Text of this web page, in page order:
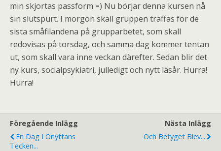
min skjortas passform =) Nu börjar denna kursen nå
sin slutspurt. I morgon skall gruppen träffas för de
sista småfilandena på grupparbetet, som skall
redovisas på torsdag, och samma dag kommer tentan
ut, som skall vara inne veckan därefter. Sedan blir det
ny kurs, socialpsykiatri, julledigt och nytt läsår. Hurra!
Hurra!
Föregående Inlägg
En Dag I Onyttans
Tecken...
Nästa Inlägg
Och Betyget Blev...